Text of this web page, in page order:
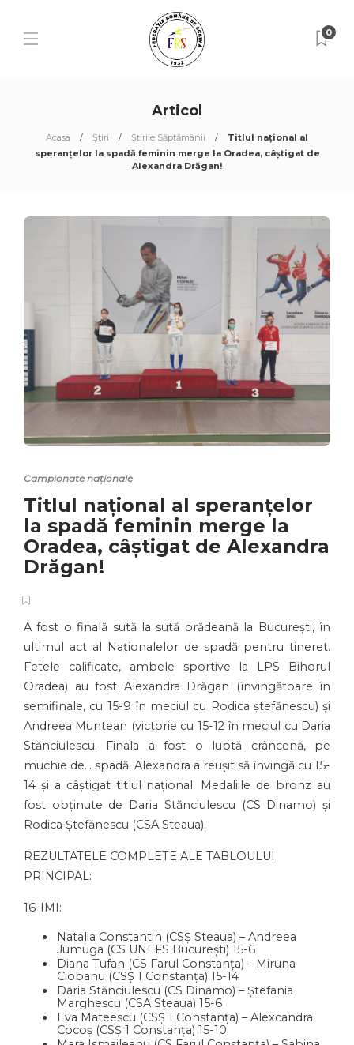
0
Articol
Acasa Știri Știrile Săptămânii
Titlul național al
speranțelor la spadă feminin merge la Oradea, câștigat de
Alexandra Drăgan!
Campionate naționale
Titlul național al speranțelor
la spadă feminin merge la
Oradea, câștigat de Alexandra
Drăgan!
A fost o finală sută la sută orădeană la București, în
ultimul act al Naționalelor de spadă pentru tineret.
Fetele calificate, ambele sportive la LPS Bihorul
Oradea) au fost Alexandra Drăgan (învingătoare în
semifinale, cu 15-9 în meciul cu Rodica ștefănescu) și
Andreea Muntean (victorie cu 15-12 în meciul cu Daria
Stănciulescu. Finala a fost o luptă crâncenă, pe
muchie de… spadă. Alexandra a reușit să învingă cu 15-
14 și a câștigat titlul național. Medaliile de bronz au
fost obținute de Daria Stănciulescu (CS Dinamo) și
Rodica Ștefănescu (CSA Steaua).
REZULTATELE COMPLETE ALE TABLOULUI
PRINCIPAL:
16-IMI:
Natalia Constantin (CSȘ Steaua) – Andreea
Jumuga (CS UNEFS București) 15-6
Diana Tufan (CS Farul Constanța) – Miruna
Ciobanu (CSȘ 1 Constanța) 15-14
Daria Stănciulescu (CS Dinamo) – Ștefania
Marghescu (CSA Steaua) 15-6
Eva Mateescu (CSȘ 1 Constanța) – Alexcandra
Cocoș (CSȘ 1 Constanța) 15-10